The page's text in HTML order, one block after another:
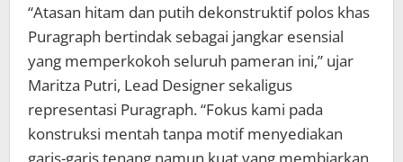
“Atasan hitam dan putih dekonstruktif polos khas
Puragraph bertindak sebagai jangkar esensial
yang memperkokoh seluruh pameran ini,” ujar
Maritza Putri, Lead Designer sekaligus
representasi Puragraph. “Fokus kami pada
konstruksi mentah tanpa motif menyediakan
garis-garis tenang namun kuat yang membiarkan